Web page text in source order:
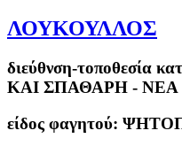
ΛΟΥΚΟΥΛΛΟΣ
διεύθνση-τοποθεσία
ΚΑΙ ΣΠΑΘΑΡΗ -
είδος φαγητού: